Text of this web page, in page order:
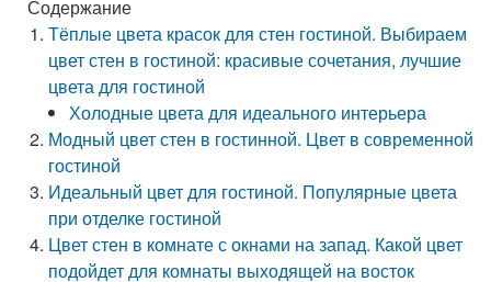
Содержание
Тёплые цвета красок для стен гостиной. Выбираем
цвет стен в гостиной: красивые сочетания, лучшие
цвета для гостиной
Холодные цвета для идеального интерьера
Модный цвет стен в гостинной. Цвет в современной
гостиной
Идеальный цвет для гостиной. Популярные цвета
при отделке гостиной
Цвет стен в комнате с окнами на запад. Какой цвет
подойдет для комнаты выходящей на восток